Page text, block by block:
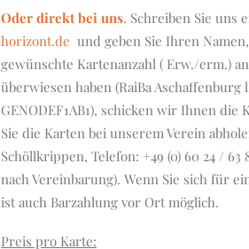
Oder direkt bei uns. Schreiben Sie uns
horizont.de und geben Sie Ihren
gewünschte Kartenanzahl ( Erw./erm.)
überwiesen haben (RaiBa Aschaffenburg
GENODEF1AB1), schicken wir Ihnen
Sie die Karten bei unserem Verein
Schöllkrippen, Telefon: +49 (0) 60 24 /
nach Vereinbarung). Wenn Sie sich für
ist auch Barzahlung vor Ort möglich.
Preis pro Karte: